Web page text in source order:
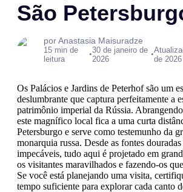
São
por Anastasia Maisuradze
15 min de
leitura
•30 de janeiro de
2026
•
de 2026
Os Palácios e Jardins de Peterhof são um
deslumbrante que captura perfeitamente a
patrimônio imperial da Rússia.
este magnífico local fica a uma curta
Petersburgo e serve como testemunho da
monarquia russa. Desde as fontes
impecáveis, tudo aqui é projetado em
os visitantes maravilhados e fazendo-os
Se você está planejando uma visita,
tempo suficiente para explorar cada canto